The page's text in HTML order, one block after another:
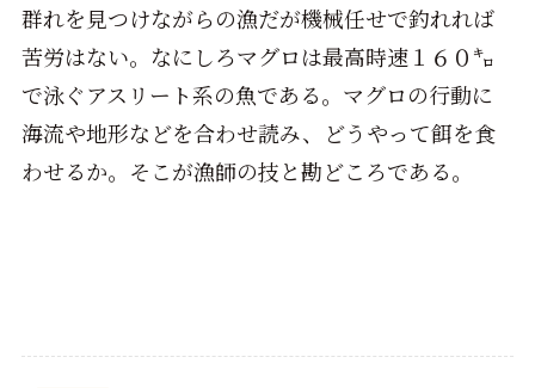
群れを見つけながらの漁だが機械任せで釣れれば
苦労はない。なにしろマグロは最高時速１６０㌔
で泳ぐアスリート系の魚である。マグロの行動に
海流や地形などを合わせ読み、どうやって餌を食
わせるか。そこが漁師の技と勘どころである。